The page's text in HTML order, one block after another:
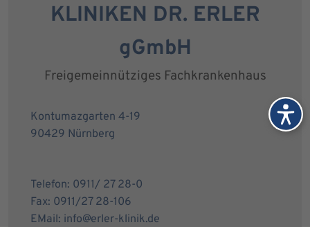
KLINIKEN DR. ERLER
gGmbH
Freigemeinnütziges Fachkrankenhaus
Kontumazgarten 4-19
90429 Nürnberg
Telefon: 0911/ 27 28-0
Fax: 0911/27 28-106
EMail: info@erler-klinik.de